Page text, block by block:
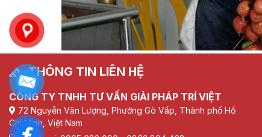
THÔNG TIN LIÊN HỆ
CÔNG TY TNHH TƯ VẤN GIẢI PHÁP TRÍ VIỆT
72 Nguyễn Văn Lượng, Phường Gò Vấp, Thành phố Hồ
Chí Minh, Việt Nam